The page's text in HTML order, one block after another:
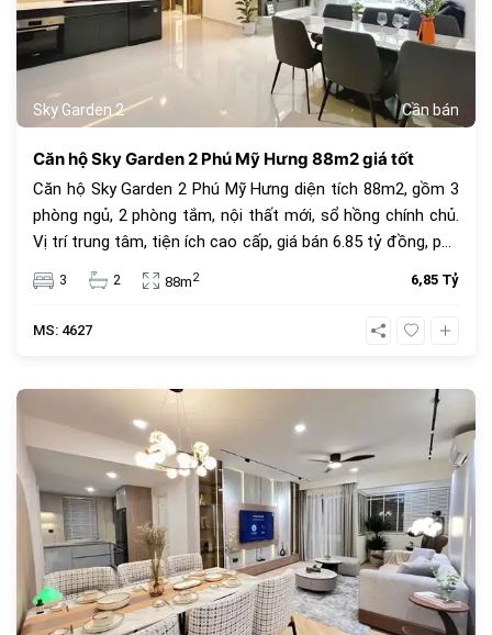
Sky Garden 2 Cần bán
Căn hộ Sky Garden 2 Phú Mỹ Hưng 88m2 giá tốt
Căn hộ Sky Garden 2 Phú Mỹ Hưng diện tích 88m2, gồm 3
phòng ngủ, 2 phòng tắm, nội thất mới, sổ hồng chính chủ.
Vị trí trung tâm, tiện ích cao cấp, giá bán 6.85 tỷ đồng, phù
hợp để ở hoặc đầu tư.
3 2 88m2 6,85 Tỷ
MS: 4627